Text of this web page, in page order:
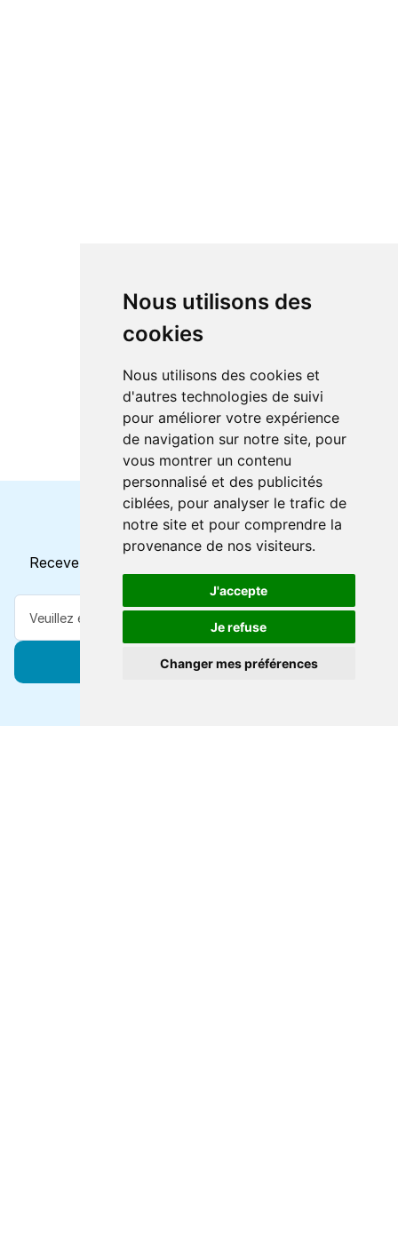
Nous utilisons des
cookies
Nous utilisons des cookies et
d'autres technologies de suivi
pour améliorer votre expérience
de navigation sur notre site, pour
vous montrer un contenu
personnalisé et des publicités
ciblées, pour analyser le trafic de
notre site et pour comprendre la
provenance de nos visiteurs.
J'accepte
Je refuse
Changer mes préférences
Horaires et offres actuels
Recevez toutes les mises à jour dans votre e-mail
S'abonner